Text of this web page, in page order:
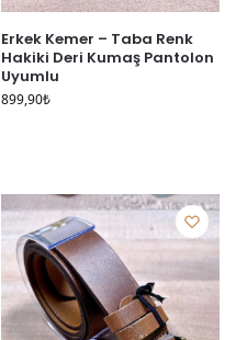
Erkek Kemer – Taba Renk
Hakiki Deri Kumaş Pantolon
Uyumlu
899,90₺